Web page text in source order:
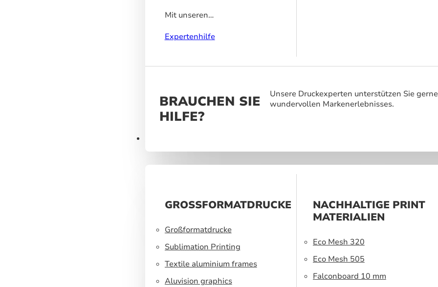
Mit unseren
Großformatdrucklösungen
helfen, ein unvergessliches
Expertenhilfe
BRAUCHEN SIE
HILFE?
Unsere Druckexperten unterstützen Sie
wundervollen Markenerlebnisses.
GROSSFORMATDRUCKE
Großformatdrucke
Sublimation Printing
Textile aluminium frames
Aluvision graphics
NACHHALTIGE PRINT
MATERIALIEN
Eco Mesh 320
Eco Mesh 505
Falconboard 10 mm